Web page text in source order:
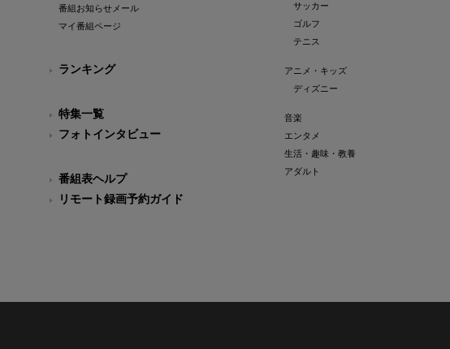
番組お知らせメール
マイ番組ページ
ランキング
特集一覧
フォトインタビュー
番組表ヘルプ
リモート録画予約ガイド
サッカー
ゴルフ
テニス
アニメ・キッズ
ディズニー
音楽
エンタメ
生活・趣味・教養
アダルト